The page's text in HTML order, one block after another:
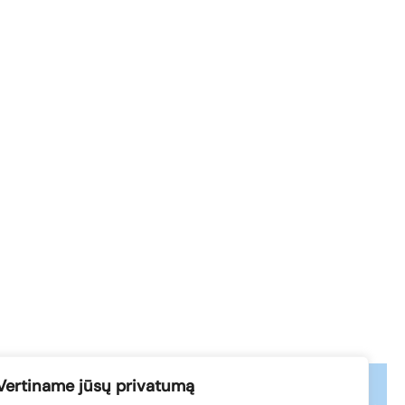
jūsų privatumą